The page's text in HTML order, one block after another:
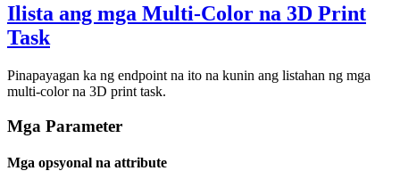
Ilista ang mga Multi-Color na 3D Print
Task
Pinapayagan ka ng endpoint na ito na kunin ang listahan ng mga
multi-color na 3D print task.
Mga Parameter
Mga opsyonal na attribute